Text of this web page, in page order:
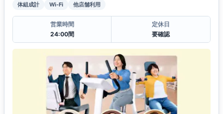
体組成計 Wi-Fi 他店舗利用
営業時間
24:00間
定休日
要確認